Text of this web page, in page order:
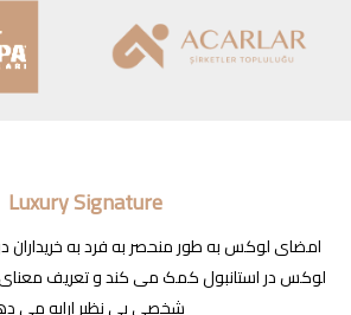
Luxury Signature
امضای لوکس به طور منحصر به فرد به خریداران
لوکس در استانبول کمک می کند و تعریف معنای
شخصی بی نظیر ارایه می